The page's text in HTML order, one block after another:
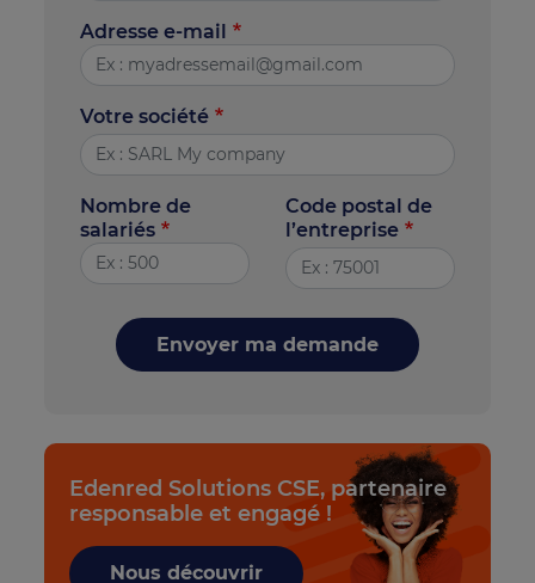
Adresse e-mail
Votre société
Nombre de
salariés
Code postal de
l’entreprise
Envoyer ma demande
Edenred Solutions CSE, partenaire
responsable et engagé !
Nous découvrir